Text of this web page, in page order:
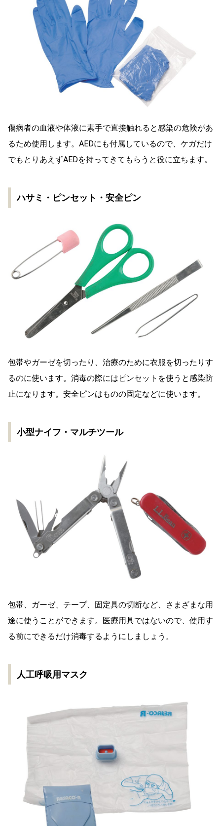
傷病者の血液や体液に素手で直接触れると感染の危険があ
るため使用します。AEDにも付属しているので、ケガだけ
でもとりあえずAEDを持ってきてもらうと役に立ちます。
ハサミ・ピンセット・安全ピン
包帯やガーゼを切ったり、治療のために衣服を切ったりす
るのに使います。消毒の際にはピンセットを使うと感染防
止になります。安全ピンはものの固定などに使います。
小型ナイフ・マルチツール
包帯、ガーゼ、テープ、固定具の切断など、さまざまな用
途に使うことができます。医療用具ではないので、使用す
る前にできるだけ消毒するようにしましょう。
人工呼吸用マスク